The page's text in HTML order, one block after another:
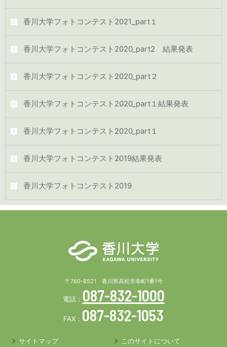
香川大学フォトコンテスト2021_part１
香川大学フォトコンテスト2020_part2 結果発表
香川大学フォトコンテスト2020_part２
香川大学フォトコンテスト2020_part１結果発表
香川大学フォトコンテスト2020_part１
香川大学フォトコンテスト2019結果発表
香川大学フォトコンテスト2019
〒760-8521 香川県高松市幸町1番1号
電話： 087-832-1000
FAX： 087-832-1053
サイトマップ このサイトについて